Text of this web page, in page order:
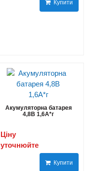
Купити
Акумуляторна батарея
4,8В 1,6A*г
Ціну
уточнюйте
Купити